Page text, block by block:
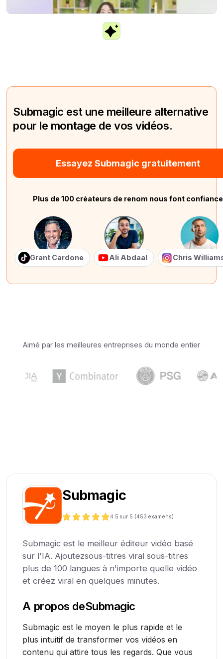
Submagic est une meilleure alternative
pour le montage de vos vidéos.
Essayez Submagic gratuitement
Plus de 100 créateurs de renom nous font confiance
Grant Cardone Ali Abdaal Chris
Aimé par les meilleures entreprises du monde entier
Submagic
4.5 sur 5 (453 examens)
Submagic est le meilleur éditeur vidéo basé
sur l'IA. Ajoutezsous-titres viral sous-titres
plus de 100 langues à n'importe quelle vidéo
et créez viral en quelques minutes.
A propos deSubmagic
Submagic est le moyen le plus rapide et le
plus intuitif de transformer vos vidéos en
contenu qui attire tous les regards. Que vous